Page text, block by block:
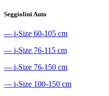
Seggiolini Auto
― i-Size 60-105 cm
― i-Size 76-115 cm
― i-Size 76-150 cm
― i-Size 100-150 cm